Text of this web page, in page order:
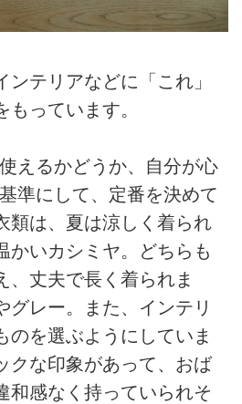
テリアなどに「これ」
もっています。
使えるかどうか、自分が心
準にして、定番を決めて
類は、夏は涼しく着られ
かいカシミヤ。どちらも
、丈夫で長く着られま
グレー。また、インテリ
のを選ぶようにしていま
クな印象があって、おば
和感なく持っていられそ